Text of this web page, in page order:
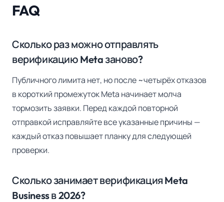
FAQ
Сколько раз можно отправлять
верификацию Meta заново?
Публичного лимита нет, но после ~четырёх отказов
в короткий промежуток Meta начинает молча
тормозить заявки. Перед каждой повторной
отправкой исправляйте все указанные причины —
каждый отказ повышает планку для следующей
проверки.
Сколько занимает верификация Meta
Business в 2026?